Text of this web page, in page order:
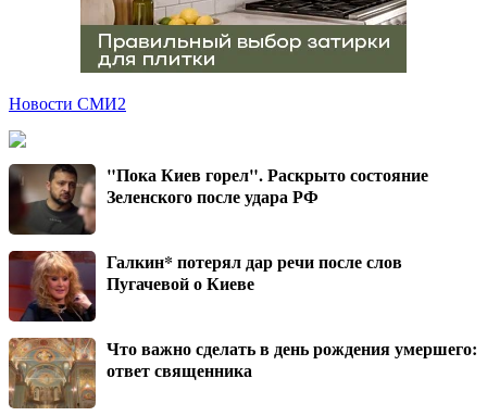
Новости СМИ2
"Пока Киев горел". Раскрыто состояние
Зеленского после удара РФ
Галкин* потерял дар речи после слов
Пугачевой о Киеве
Что важно сделать в день рождения умершего:
ответ священника